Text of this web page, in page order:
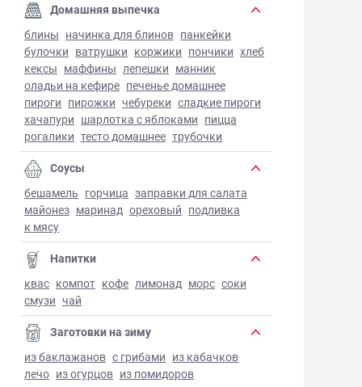
Домашняя выпечка
блины начинка для блинов панкейки
булочки ватрушки коржики пончики хлеб
кексы маффины лепешки манник
оладьи на кефире печенье домашнее
пироги пирожки чебуреки сладкие пироги
хачапури шарлотка с яблоками пицца
рогалики тесто домашнее трубочки
Соусы
бешамель горчица заправки для салата
майонез маринад ореховый подливка
к мясу
Напитки
квас компот кофе лимонад морс соки
смузи чай
Заготовки на зиму
из баклажанов с грибами из кабачков
лечо из огурцов из помидоров